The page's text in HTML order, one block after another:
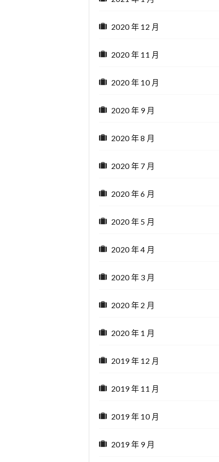
2020 年 12 月
2020 年 11 月
2020 年 10 月
2020 年 9 月
2020 年 8 月
2020 年 7 月
2020 年 6 月
2020 年 5 月
2020 年 4 月
2020 年 3 月
2020 年 2 月
2020 年 1 月
2019 年 12 月
2019 年 11 月
2019 年 10 月
2019 年 9 月